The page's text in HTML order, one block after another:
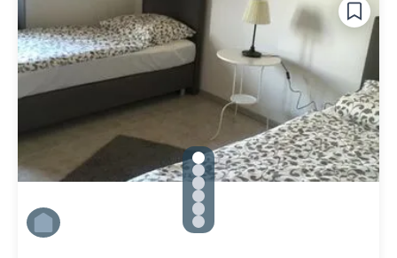
gallery.slide_selector
Zu Slide 1 wechseln
Zu Slide 2 wechseln
Zu Slide 3 wechseln
Zu Slide 4 wechseln
Zu Slide 5 wechseln
Zu Slide 6 wechseln